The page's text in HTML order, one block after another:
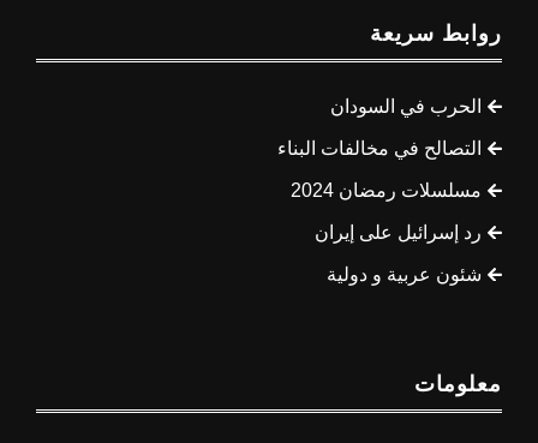
روابط سريعة
الحرب في السودان
التصالح في مخالفات البناء
مسلسلات رمضان 2024
رد إسرائيل على إيران
شئون عربية و دولية
معلومات